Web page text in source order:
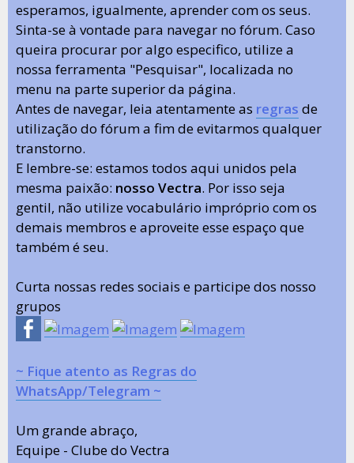
esperamos, igualmente, aprender com os seus.
Sinta-se à vontade para navegar no fórum. Caso
queira procurar por algo especifico, utilize a
nossa ferramenta "Pesquisar", localizada no
menu na parte superior da página.
Antes de navegar, leia atentamente as regras de
utilização do fórum a fim de evitarmos qualquer
transtorno.
E lembre-se: estamos todos aqui unidos pela
mesma paixão: nosso Vectra. Por isso seja
gentil, não utilize vocabulário impróprio com os
demais membros e aproveite esse espaço que
também é seu.
Curta nossas redes sociais e participe dos nosso
grupos
~ Fique atento as Regras do
WhatsApp/Telegram ~
Um grande abraço,
Equipe - Clube do Vectra